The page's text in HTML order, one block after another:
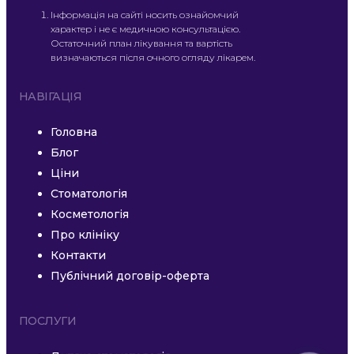
Інформація на сайті носить ознайомчий
характер і не є медичною консультацією.
Остаточний план лікування та вартість
визначаються після очного огляду лікарем.
НАВІГАЦІЯ
Головна
Блог
Ціни
Стоматологія
Косметологія
Про клініку
Контакти
Публічний договір-оферта
ПОСЛУГИ